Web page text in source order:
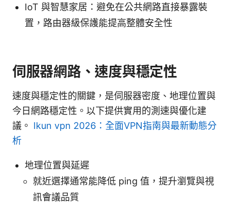
IoT 與智慧家居：避免在公共網路直接暴露裝
置，路由器級保護能提高整體安全性
伺服器網路、速度與穩定性
速度與穩定性的關鍵，是伺服器密度、地理位置與
今日網路穩定性。以下提供實用的測速與優化建
議。 Ikun vpn 2026：全面VPN指南與最新動態分
析
地理位置與延遲
就近選擇通常能降低 ping 值，提升瀏覽與視
訊會議品質